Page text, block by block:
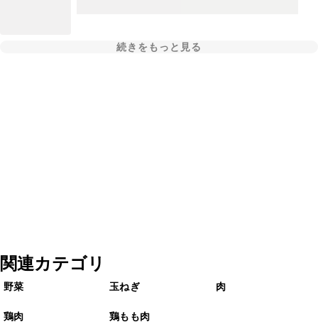
続きをもっと見る
関連カテゴリ
野菜 玉ねぎ 肉
鶏肉
鶏もも肉